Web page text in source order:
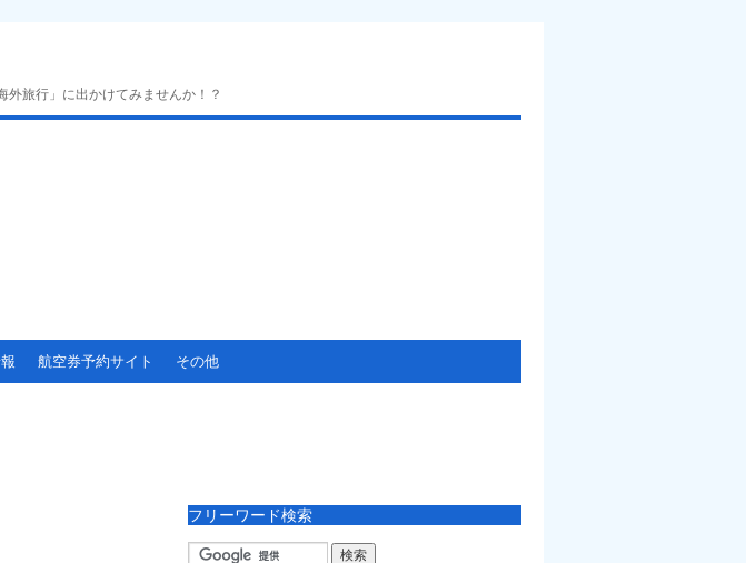
外旅行」に出かけてみませんか！？
航空券予約サイト その他
フリーワード検索